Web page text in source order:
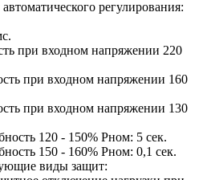
регулирования:
при входном напряжении 220
при входном напряжении 160
при входном напряжении 130
120 - 150% Pном: 5 сек.
150 - 160% Pном: 0,1 сек.
виды защит: